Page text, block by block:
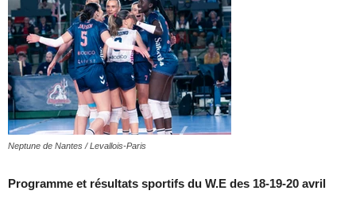
Neptune de Nantes / Levallois-Paris
Programme et résultats sportifs du W.E des 18-19-20 avril